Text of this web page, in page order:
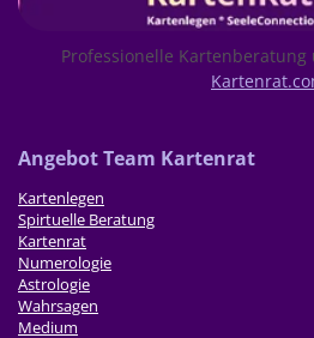
Professionelle
Angebot Team Kartenrat
Kartenlegen
Spirtuelle Beratung
Kartenrat
Numerologie
Astrologie
Wahrsagen
Medium